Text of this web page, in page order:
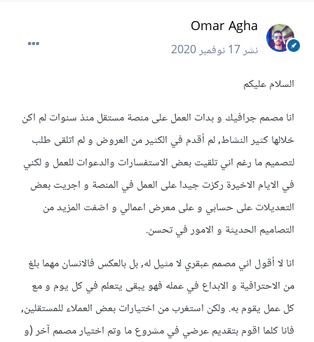
Omar Agha
نشر17 نوفمبر 2020
السلام عليكم
انا مصمم جرافيك و بدات العمل على منصة مستقل منذ سنوات لم اكن
خلالها كثير النشاط, لم أقدم في الكثير من العروض و لم اتلقى طلب
لتصميم ما رغم اني تلقيت بعض الاستفسارات والدعوات للعمل و لكني
في الايام الاخيرة ركزت جيدا على العمل في المنصة و اجريت بعض
التعديلات على حسابي و على معرض اعمالي و اضفت المزيد من
التصاميم الحديثة و الامور في تحسن.
انا لا أقول اني مصمم عبقري لا مثيل له, بل بالعكس فالانسان مهما بلغ
من الاحترافية و الابداع في عمله فهو يبقى يتعلم في كل يوم و مع
كل عمل يقوم به. ولكن استغرب من اختيارات بعض العملاء للمستقلين,
فانا كلما اقوم بتقديم عرضي في مشروع ما وتم اختيار مصمم آخر (و